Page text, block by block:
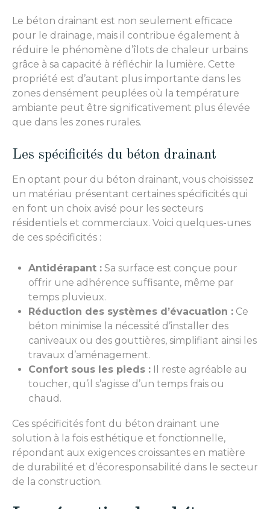
Le béton drainant est non seulement efficace
pour le drainage, mais il contribue également à
réduire le phénomène d’îlots de chaleur urbains
grâce à sa capacité à réfléchir la lumière. Cette
propriété est d’autant plus importante dans les
zones densément peuplées où la température
ambiante peut être significativement plus élevée
que dans les zones rurales.
Les spécificités du béton drainant
En optant pour du béton drainant, vous choisissez
un matériau présentant certaines spécificités qui
en font un choix avisé pour les secteurs
résidentiels et commerciaux. Voici quelques-unes
de ces spécificités :
Antidérapant : Sa surface est conçue pour
offrir une adhérence suffisante, même par
temps pluvieux.
Réduction des systèmes d’évacuation : Ce
béton minimise la nécessité d’installer des
caniveaux ou des gouttières, simplifiant ainsi les
travaux d’aménagement.
Confort sous les pieds : Il reste agréable au
toucher, qu’il s’agisse d’un temps frais ou
chaud.
Ces spécificités font du béton drainant une
solution à la fois esthétique et fonctionnelle,
répondant aux exigences croissantes en matière
de durabilité et d’écoresponsabilité dans le secteur
de la construction.